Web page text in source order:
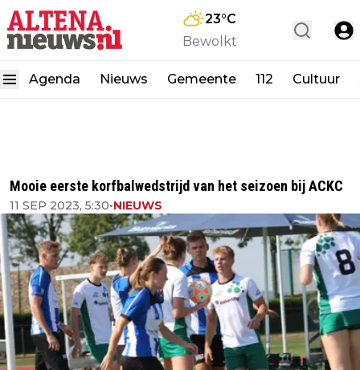
23°C
Bewolkt
Agenda Nieuws Gemeente 112 Cultuur
Mooie eerste korfbalwedstrijd van het seizoen bij ACKC
11 SEP 2023, 5:30•NIEUWS